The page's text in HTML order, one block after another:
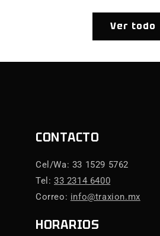
Ver todo
CONTACTO
Cel/Wa: 33 1529 5762
Tel:33 2314 6400
Correo: info@traxion.mx
HORARIOS